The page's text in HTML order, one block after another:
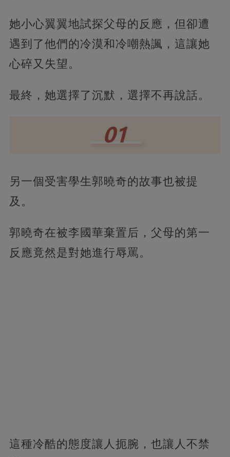
她小心翼翼地試探父母的反應，但卻遭
遇到了他們的冷漠和冷嘲熱諷， 這讓她
心碎又失望。
最終，她選擇了沉默，選擇不再說話。
另一個受害學生郭曉奇的故事也被提
及。
郭曉奇在被李國華棄置后，父母的第一
反應竟然是對她進行辱罵。
這種冷酷的態度讓人扼腕，也讓人不禁